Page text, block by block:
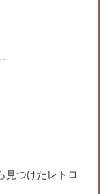
見つけたレトロ